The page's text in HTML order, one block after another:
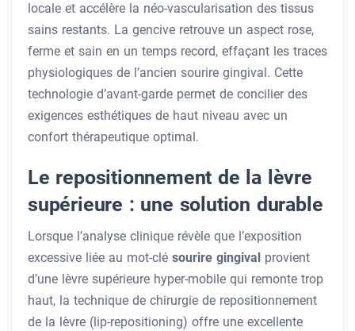
locale et accélère la néo-vascularisation des tissus
sains restants. La gencive retrouve un aspect rose,
ferme et sain en un temps record, effaçant les traces
physiologiques de l’ancien sourire gingival. Cette
technologie d’avant-garde permet de concilier des
exigences esthétiques de haut niveau avec un
confort thérapeutique optimal.
Le repositionnement de la lèvre
supérieure : une solution durable
Lorsque l’analyse clinique révèle que l’exposition
excessive liée au mot-clé sourire gingival provient
d’une lèvre supérieure hyper-mobile qui remonte trop
haut, la technique de chirurgie de repositionnement
de la lèvre (lip-repositioning) offre une excellente